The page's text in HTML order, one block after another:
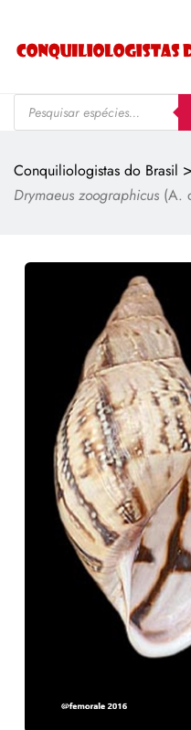
Conquiliologistas do Brasil
Drymaeus zoographicus (A.